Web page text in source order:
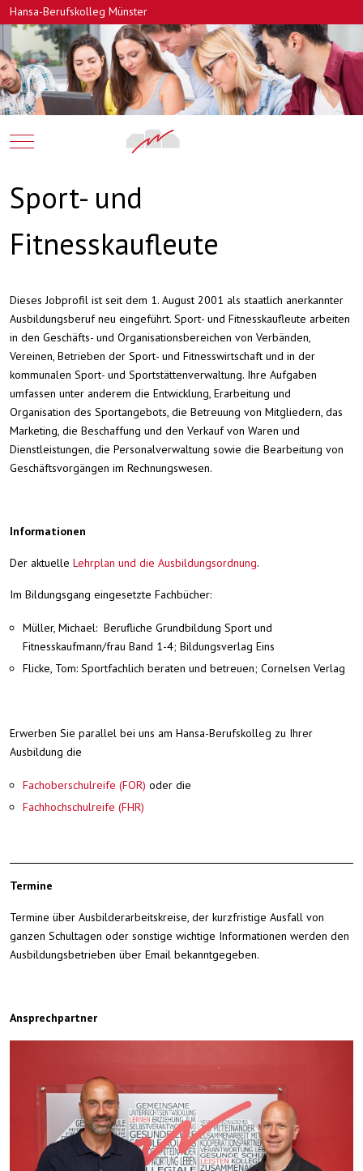
Hansa-Berufskolleg Münster
Mobile Menu Toggle
Sport- und
Fitnesskaufleute
Dieses Jobprofil ist seit dem 1. August 2001 als staatlich anerkannter
Ausbildungsberuf neu eingeführt. Sport- und Fitnesskaufleute arbeiten
in den Geschäfts- und Organisationsbereichen von Verbänden,
Vereinen, Betrieben der Sport- und Fitnesswirtschaft und in der
kommunalen Sport- und Sportstättenverwaltung. Ihre Aufgaben
umfassen unter anderem die Entwicklung, Erarbeitung und
Organisation des Sportangebots, die Betreuung von Mitgliedern, das
Marketing, die Beschaffung und den Verkauf von Waren und
Dienstleistungen, die Personalverwaltung sowie die Bearbeitung von
Geschäftsvorgängen im Rechnungswesen.
Informationen
Der aktuelle Lehrplan und die Ausbildungsordnung.
Im Bildungsgang eingesetzte Fachbücher:
Müller, Michael: Berufliche Grundbildung Sport und
Fitnesskaufmann/frau Band 1-4; Bildungsverlag Eins
Flicke, Tom: Sportfachlich beraten und betreuen; Cornelsen Verlag
Erwerben Sie parallel bei uns am Hansa-Berufskolleg zu Ihrer
Ausbildung die
Fachoberschulreife (FOR) oder die
Fachhochschulreife (FHR)
Termine
Termine über Ausbilderarbeitskreise, der kurzfristige Ausfall von
ganzen Schultagen oder sonstige wichtige Informationen werden den
Ausbildungsbetrieben über Email bekanntgegeben.
Ansprechpartner